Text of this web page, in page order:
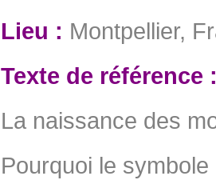
Lieu : Montpellier,
Texte de référence
La naissance des
Pourquoi le